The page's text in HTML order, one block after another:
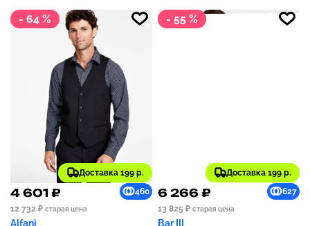
- 64 %
Доставка 199 р.
4 601 ₽
460
12 732 ₽ старая цена
Alfani
- 55 %
Доставка 199 р.
6 266 ₽
627
13 825 ₽ старая цена
Bar III